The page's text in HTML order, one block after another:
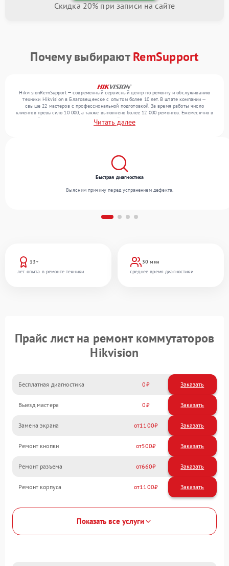
Скидка 20% при записи на сайте
Почему выбираютRemSupport
HikvisionRemSupport — современный сервисный центр по ремонту и обслуживанию
техники Hikvision в Благовещенске с опытом более 10 лет. В штате компании —
свыше 22 мастеров с профессиональной подготовкой. За время работы число
клиентов превысило 10 000, а также выполнено более 12 000 ремонтов. Ежемесячно в
сервисный центр поступает более 300 устройств, включая , , . Мы работаем с широким
спектром неисправностей и обеспечиваем надежный результат благодаря
Читать далее
13+
лет опыта в ремонте техники
30 мин
среднее время диагностики
Быстрая диагностика
Выясним причину перед устранением дефекта.
Прайс лист на ремонт коммутаторов
Hikvision
Бесплатная диагностика 0 Заказать
Выезд мастера 0 Заказать
Замена экрана 1100
Ремонт кнопки 500
Ремонт разъема 660
Ремонт корпуса 1100
Показать все услуги